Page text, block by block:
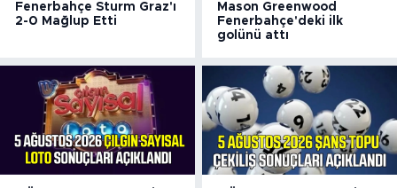
Fenerbahçe Sturm Graz'ı
2-0 Mağlup Etti
Mason Greenwood
Fenerbahçe'deki ilk
golünü attı